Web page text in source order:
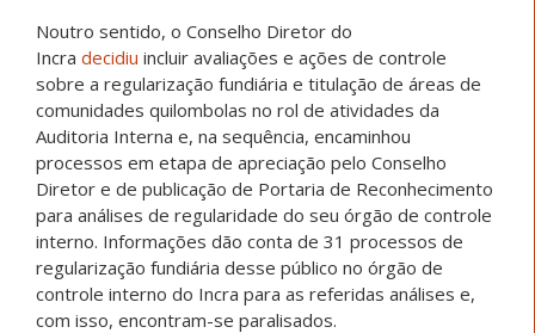
Noutro sentido, o Conselho Diretor do
Incra decidiu incluir avaliações e ações de controle
sobre a regularização fundiária e titulação de áreas de
comunidades quilombolas no rol de atividades da
Auditoria Interna e, na sequência, encaminhou
processos em etapa de apreciação pelo Conselho
Diretor e de publicação de Portaria de Reconhecimento
para análises de regularidade do seu órgão de controle
interno. Informações dão conta de 31 processos de
regularização fundiária desse público no órgão de
controle interno do Incra para as referidas análises e,
com isso, encontram-se paralisados.